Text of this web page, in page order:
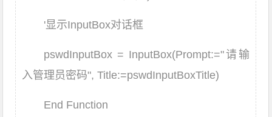
'显示InputBox对话框
pswdInputBox = InputBox(Prompt:="请输
入管理员密码", Title:=pswdInputBoxTitle)
End Function